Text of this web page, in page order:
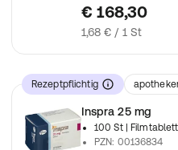
€ 168,30
1,68 € / 1 St
Rezeptpflichtig
Inspra 25 mg
100 St
|
PZN: 00136834